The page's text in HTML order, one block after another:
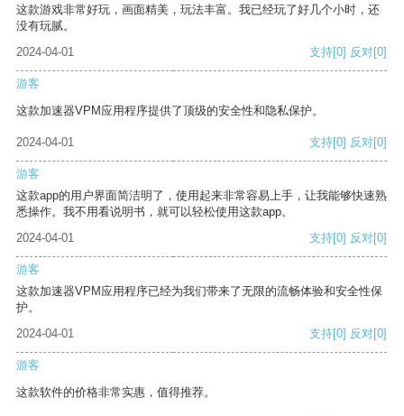
这款游戏非常好玩，画面精美，玩法丰富。我已经玩了好几个小时，还
没有玩腻。
2024-04-01
支持[0] 反对[0]
游客
这款加速器VPM应用程序提供了顶级的安全性和隐私保护。
2024-04-01 支持[0] 反对[0]
游客
这款app的用户界面简洁明了，使用起来非常容易上手，让我能够快速熟
悉操作。我不用看说明书，就可以轻松使用这款app。
2024-04-01
支持[0] 反对[0]
游客
这款加速器VPM应用程序已经为我们带来了无限的流畅体验和安全性保
护。
2024-04-01
支持[0] 反对[0]
游客
这款软件的价格非常实惠，值得推荐。